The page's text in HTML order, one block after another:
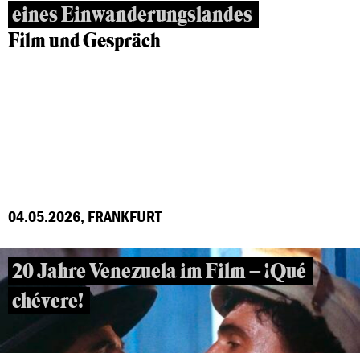
eines Einwanderungslandes
Film und Gespräch
04.05.2026, FRANKFURT
20 Jahre Venezuela im Film – ¡Qué
chévere!